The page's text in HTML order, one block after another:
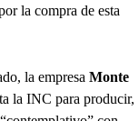
la compra de esta
la empresa Monte
la INC para producir,